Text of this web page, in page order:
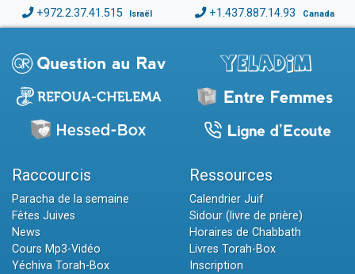
+972.2.37.41.515 Israël +1.437.887.14.93 Canada
Raccourcis
Paracha de la semaine
Fêtes Juives
News
Cours Mp3-Vidéo
Yéchiva Torah-Box
Ressources
Calendrier Juif
Sidour (livre de prière)
Horaires de Chabbath
Livres Torah-Box
Inscription